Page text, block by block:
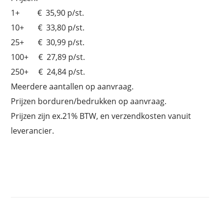
1+ € 35,90 p/st.
10+ € 33,80 p/st.
25+ € 30,99 p/st.
100+ € 27,89 p/st.
250+ € 24,84 p/st.
Meerdere aantallen op aanvraag.
Prijzen borduren/bedrukken op aanvraag.
Prijzen zijn ex.21% BTW, en verzendkosten vanuit
leverancier.